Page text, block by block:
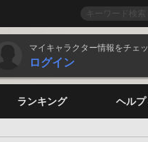
マイキャラクター情報をチェッ
ログイン
ランキング ヘルプ